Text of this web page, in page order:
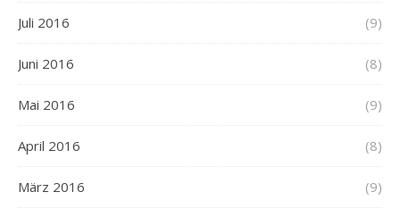
Juli 2016 (9)
Juni 2016 (8)
Mai 2016 (9)
April 2016 (8)
März 2016 (9)